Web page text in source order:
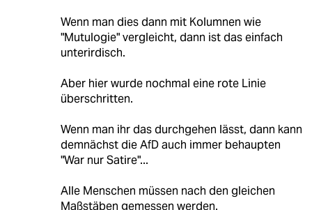
Wenn man dies dann mit Kolumnen wie
"Mutulogie" vergleicht, dann ist das einfach
unterirdisch.
Aber hier wurde nochmal eine rote Linie
überschritten.
Wenn man ihr das durchgehen lässt, dann kann
demnächst die AfD auch immer behaupten
"War nur Satire"...
Alle Menschen müssen nach den gleichen
Maßstäben gemessen werden.